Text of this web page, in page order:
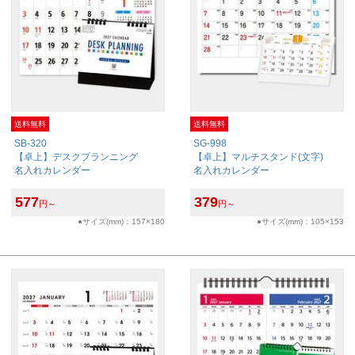
送料無料
SB-320
【卓上】デスクプランニング
名入れカレンダー
577円～
●サイズ(mm)：157×180
送料無料
SG-998
【卓上】マルチスタンド(文字)
名入れカレンダー
379円～
●サイズ(mm)：105×153